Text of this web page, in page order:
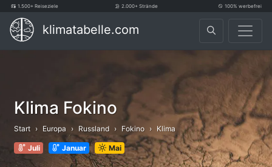
1.500+ Reiseziele 2.000+ Strände 100% werbefrei
klimatabelle.com
Klima Fokino
Start Europa Russland Fokino Klima
Juli Januar Mai